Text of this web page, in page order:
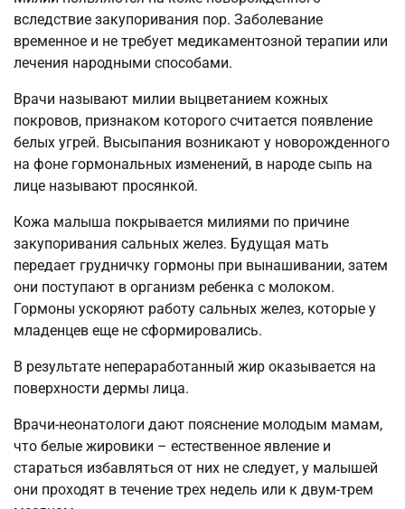
вследствие закупоривания пор. Заболевание
временное и не требует медикаментозной терапии или
лечения народными способами.
Врачи называют милии выцветанием кожных
покровов, признаком которого считается появление
белых угрей. Высыпания возникают у новорожденного
на фоне гормональных изменений, в народе сыпь на
лице называют просянкой.
Кожа малыша покрывается милиями по причине
закупоривания сальных желез. Будущая мать
передает грудничку гормоны при вынашивании, затем
они поступают в организм ребенка с молоком.
Гормоны ускоряют работу сальных желез, которые у
младенцев еще не сформировались.
В результате непераработанный жир оказывается на
поверхности дермы лица.
Врачи-неонатологи дают пояснение молодым мамам,
что белые жировики – естественное явление и
стараться избавляться от них не следует, у малышей
они проходят в течение трех недель или к двум-трем